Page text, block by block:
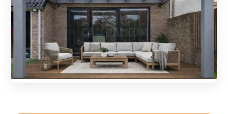
Bulgaristan
Bursa
Çanakkale
Çekya